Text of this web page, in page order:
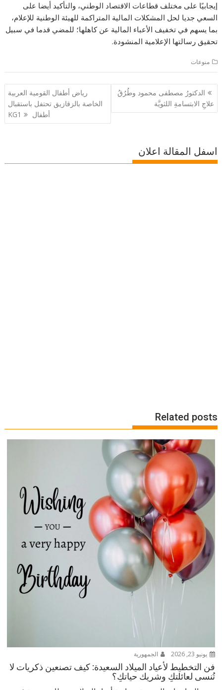
إيجابيًا على مختلف قطاعات الاقتصاد الوطني، والتأكيد أيضا على
السعي جديا لحل المشكلات المالية المتراكمة للهيئة الوطنية للإعلام،
بما يسهم في تخفيف الأعباء المالية عن كاهلها؛ للمضي قدما في سبيل
تحقيق رسالتها الإعلامية المنشودة.
منوعات
تصفّح
المقالات
الدكتورُ مصطفى محمود وطُرُقُ
علاجِ الابتسامةِ اللثويَّة
رياض أطفال القومية العربية
الخاصة بالزقازيق تحتفل باستقبال
أطفال KG1
اسفل المقالة اعلان
Related posts
يونيو 23, 2026 الجمهورية
فن التخطيط لأعياد الميلاد السعيدة: كيف تصنعين ذكريات لا
تُنسى لعائلتكِ وشريك حياتكِ؟